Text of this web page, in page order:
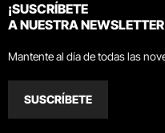
¡SUSCRÍBETE
A NUESTRA
Mantente al día de todas las
SUSCRÍBETE